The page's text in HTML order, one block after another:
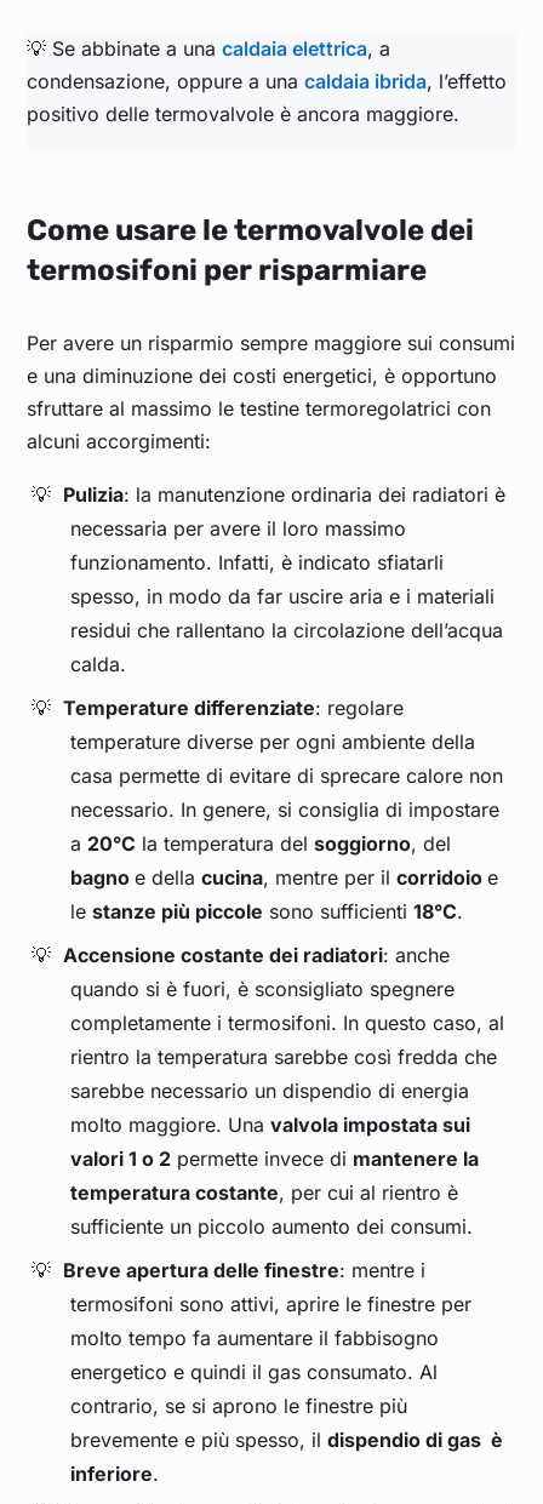
💡 Se abbinate a unacaldaia elettrica, a
condensazione, oppure a unacaldaia ibrida, l’effetto
positivo delle termovalvole è ancora maggiore.
Come usare le termovalvole dei
termosifoni per risparmiare
Per avere un risparmio sempre maggiore sui consumi
e una diminuzione dei costi energetici, è opportuno
sfruttare al massimo le testine termoregolatrici con
alcuni accorgimenti:
Pulizia: la manutenzione ordinaria dei radiatori è
necessaria per avere il loro massimo
funzionamento. Infatti, è indicato sfiatarli
spesso, in modo da far uscire aria e i materiali
residui che rallentano la circolazione dell’acqua
calda.
Temperature differenziate: regolare
temperature diverse per ogni ambiente della
casa permette di evitare di sprecare calore non
necessario. In genere, si consiglia di impostare
a 20°C la temperatura delsoggiorno, del
bagnoe dellacucina, mentre per ilcorridoioe
lestanze più piccole sono sufficienti18°C.
Accensione costante dei radiatori: anche
quando si è fuori, è sconsigliato spegnere
completamente i termosifoni. In questo caso, al
rientro la temperatura sarebbe così fredda che
sarebbe necessario un dispendio di energia
molto maggiore. Unavalvola impostata sui
valori 1 o 2 permette invece di mantenere la
temperatura costante, per cui al rientro è
sufficiente un piccolo aumento dei consumi.
Breve apertura delle finestre: mentre i
termosifoni sono attivi, aprire le finestre per
molto tempo fa aumentare il fabbisogno
energetico e quindi il gas consumato. Al
contrario, se si aprono le finestre più
brevemente e più spesso, ildispendio di gas è
inferiore.